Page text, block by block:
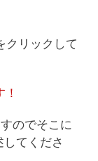
クリックして
のでそこに
てくださ